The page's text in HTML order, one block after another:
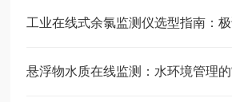
悬浮物水质在线监测：水环境管理的